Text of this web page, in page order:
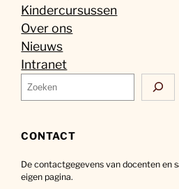
Kindercursussen
Over ons
Nieuws
Intranet
Z
o
k
n
CONTACT
De contactgegevens van docenten en
eigen pagina.